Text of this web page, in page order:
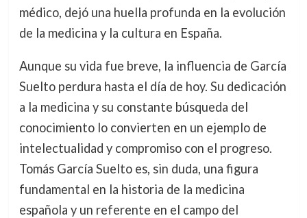
médico, dejó una huella profunda en la evolución
de la medicina y la cultura en España.
Aunque su vida fue breve, la influencia de García
Suelto perdura hasta el día de hoy. Su dedicación
a la medicina y su constante búsqueda del
conocimiento lo convierten en un ejemplo de
intelectualidad y compromiso con el progreso.
Tomás García Suelto es, sin duda, una figura
fundamental en la historia de la medicina
española y un referente en el campo del